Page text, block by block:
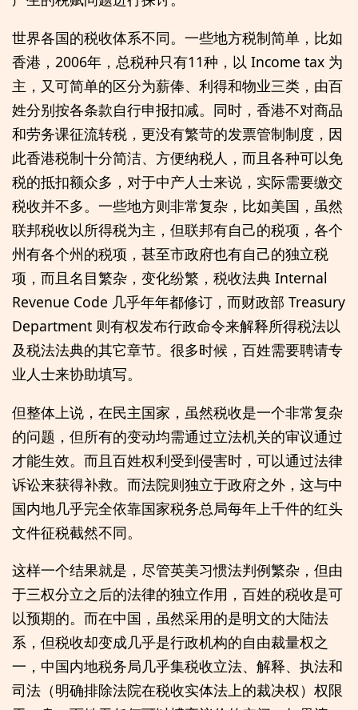
世界各国的税收体系不同。一些地方税制简单，比如
香港，2006年，总税种只有11种，以 Income tax 为
主，又可简单的区分为薪俸、利得和物业三类，由百
姓分别按各条款自行申报扣减。同时，香港不对商品
和劳务课征流转税，更没有繁苛的发票管制制度，因
此香港税制十分简洁、方便纳税人，而且各种可以免
税的抵扣额众多，对于中产人士来说，实际需要缴交
税收并不多。一些地方则非常复杂，比如美国，虽然
联邦税收以所得税为主，但联邦有自己的税项，各个
州有各个州的税项，甚至市政府也有自己的独立税
项，而且名目繁杂，变化纷繁，税收法典 Internal
Revenue Code 几乎年年都修订，而财政部 Treasury
Department 则有权发布行政命令来解释所得税法以
及税法法典的其它章节。很多时候，百姓需要聘请专
业人士来协助填写。
但整体上说，在民主国家，虽然税收是一个非常复杂
的问题，但所有的变动均需通过立法机关的审议通过
才能生效。而且百姓权利受到侵害时，可以通过法律
诉讼来获得补救。而法院则独立于政府之外，这与中
国内地几乎完全依靠国家税务总局每年上千件的红头
文件征税截然不同。
这样一个结果就是，尽管英美习惯法判例繁杂，但由
于三权分立之后的法律的独立作用，百姓的税收是可
以预期的。而在中国，虽然采用的是明文的大陆法
系，但税收却变成几乎是行政机构的自由裁量权之
一，中国内地税务局几乎集税收立法、解释、执法和
司法（明确排除法院在税收实体法上的裁决权）权限